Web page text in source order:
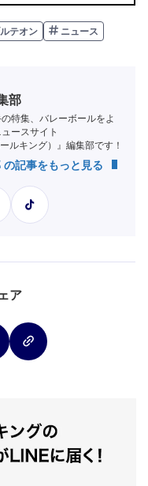
テオン ニュース
部
特集、バレーボールをよ
ースサイト
ルキング）』編集部です！
記事をもっと見る
ア